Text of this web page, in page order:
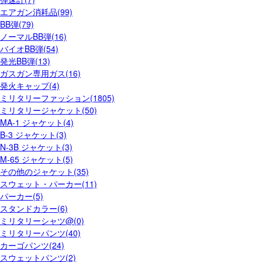
エアガン消耗品(99)
BB弾(79)
ノーマルBB弾(16)
バイオBB弾(54)
発光BB弾(13)
ガスガン専用ガス(16)
発火キャップ(4)
ミリタリーファッション(1805)
ミリタリージャケット(50)
MA-1 ジャケット(4)
B-3 ジャケット(3)
N-3B ジャケット(3)
M-65 ジャケット(5)
その他のジャケット(35)
スウェット・パーカー(11)
パーカー(5)
スタンドカラー(6)
ミリタリーシャツ@(0)
ミリタリーパンツ(40)
カーゴパンツ(24)
スウェットパンツ(2)